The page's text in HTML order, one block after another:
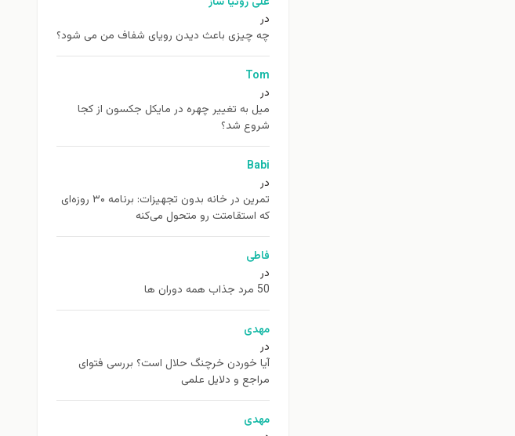
در
چه چیزی باعث دیدن رویای شفاف من می شود؟
Tom
در
ميل به تغيير چهره در مایکل جکسون از كجا
شروع شد؟
Babi
در
تمرین در خانه بدون تجهیزات: برنامه ۳۰ روزه‌ای
که استقامتت رو متحول می‌کنه
فاطی
در
50 مرد جذاب همه دوران ها
مهدی
در
آیا خوردن خرچنگ حلال است؟ بررسی فتوای
مراجع و دلایل علمی
مهدی